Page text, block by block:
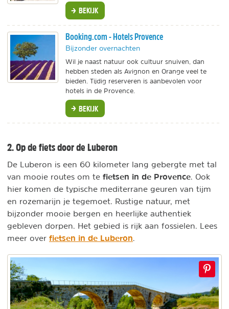
BEKIJK
Booking.com - Hotels Provence
Bijzonder overnachten
Wil je naast natuur ook cultuur snuiven, dan
hebben steden als Avignon en Orange veel te
bieden. Tijdig reserveren is aanbevolen voor
hotels in de Provence.
BEKIJK
2. Op de fiets door de Luberon
De Luberon is een 60 kilometer lang gebergte met tal
van mooie routes om te fietsen in de Provence . Ook
hier komen de typische mediterrane geuren van tijm
en rozemarijn je tegemoet. Rustige natuur, met
bijzonder mooie bergen en heerlijke authentiek
gebleven dorpen. Het gebied is rijk aan fossielen. Lees
meer over fietsen in de Luberon